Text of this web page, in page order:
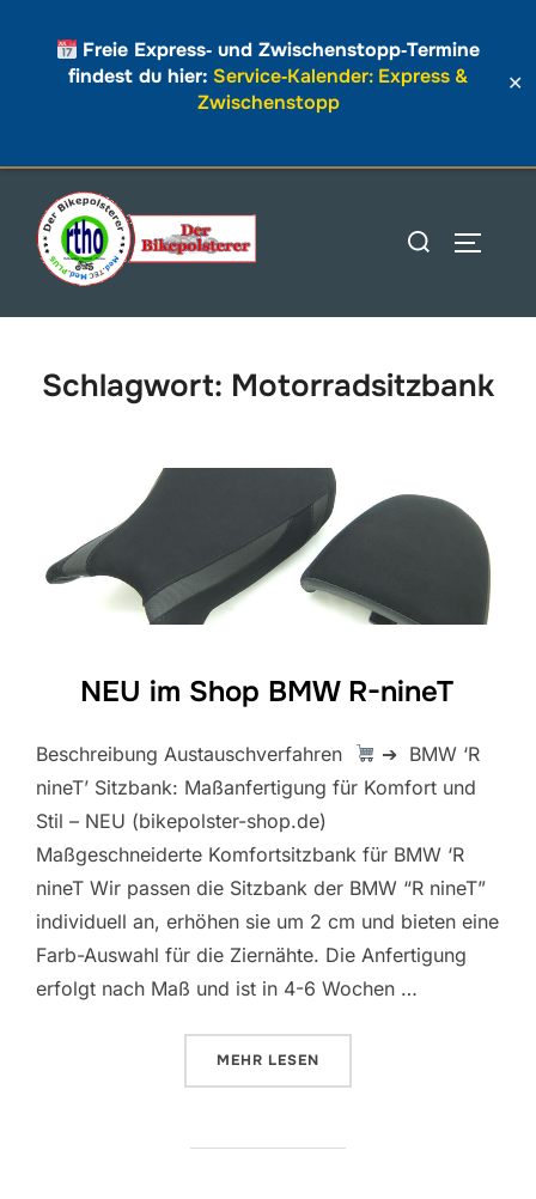
Inhalt
springen
Freie Express‑ und Zwischenstopp‑Termine
findest du hier: Service‑Kalender: Express &
Zwischenstopp
✕
Suchen
Schlagwort: Motorradsitzbank
NEU im Shop BMW R-nineT
Beschreibung Austauschverfahren
➔ BMW ‘R
nineT’ Sitzbank: Maßanfertigung für Komfort und
Stil – NEU (bikepolster-shop.de)
Maßgeschneiderte Komfortsitzbank für BMW ‘R
nineT Wir passen die Sitzbank der BMW “R nineT”
individuell an, erhöhen sie um 2 cm und bieten eine
Farb-Auswahl für die Ziernähte. Die Anfertigung
erfolgt nach Maß und ist in 4-6 Wochen …
MEHR ÜBER „NEU IM SHOP BMW R-
LESEN